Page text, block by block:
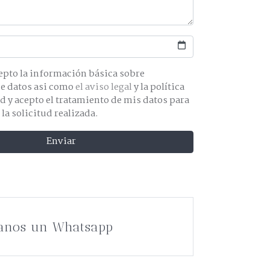
sobre
protección de datos asi comoel aviso legaly la política
solicitud realizada.
Enviar
un Whatsapp